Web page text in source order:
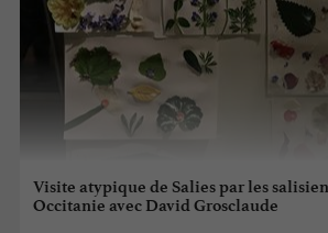
Visite atypique de Salies par les
Occitanie avec David Grosclaude